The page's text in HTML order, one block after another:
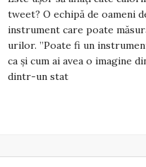
tweet? O echipă de oameni
instrument care poate
urilor. ”Poate fi un
ca și cum ai avea o imagine
dintr-un stat